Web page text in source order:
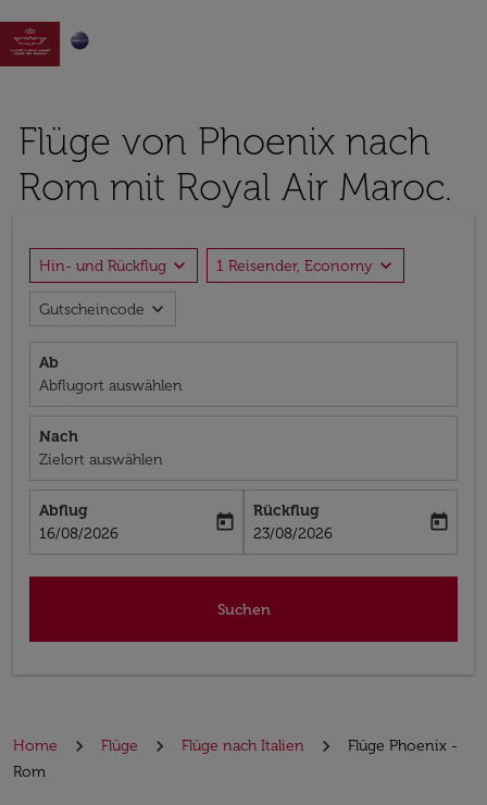

Flüge von Phoenix nach
Rom mit Royal Air Maroc.
Hin- und Rückflug expand_more 1 Reisender, Economy expand_more
Gutscheincode expand_more
Ab
Abflugort auswählen
Nach
Zielort auswählen
Abflug
fc-booking-departure-date-aria-label
16/08/2026
today
Rückflug
fc-booking-return-date-aria-label
23/08/2026
today
Suchen
Home Flüge Flüge nach Italien
Flüge Phoenix -
Rom